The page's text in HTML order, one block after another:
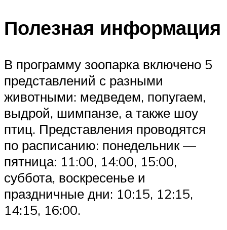
Полезная информация
В программу зоопарка включено 5
представлений с разными
животными: медведем, попугаем,
выдрой, шимпанзе, а также шоу
птиц. Представления проводятся
по расписанию: понедельник —
пятница: 11:00, 14:00, 15:00,
суббота, воскресенье и
праздничные дни: 10:15, 12:15,
14:15, 16:00.